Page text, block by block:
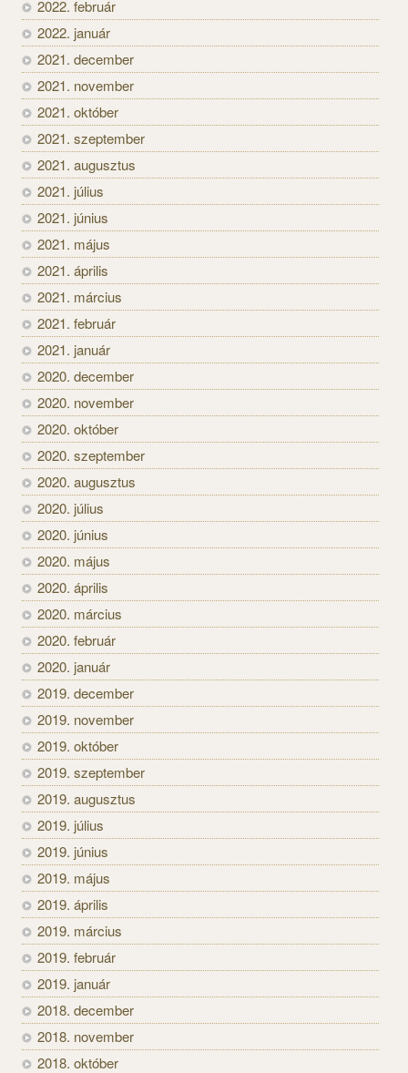
2022. február
2022. január
2021. december
2021. november
2021. október
2021. szeptember
2021. augusztus
2021. július
2021. június
2021. május
2021. április
2021. március
2021. február
2021. január
2020. december
2020. november
2020. október
2020. szeptember
2020. augusztus
2020. július
2020. június
2020. május
2020. április
2020. március
2020. február
2020. január
2019. december
2019. november
2019. október
2019. szeptember
2019. augusztus
2019. július
2019. június
2019. május
2019. április
2019. március
2019. február
2019. január
2018. december
2018. november
2018. október